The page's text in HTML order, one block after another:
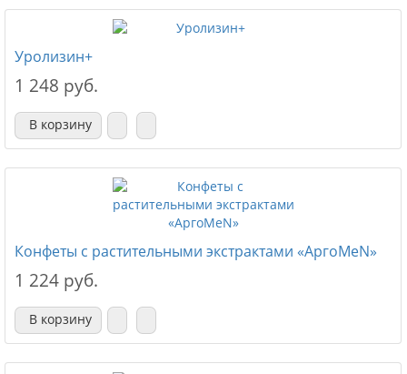
Уролизин+
1 248 руб.
В корзину
Конфеты с растительными экстрактами «АргоMeN»
1 224 руб.
В корзину